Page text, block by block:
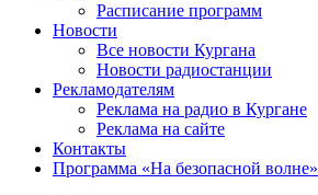
Расписание программ
Новости
Все новости Кургана
Новости радиостанции
Рекламодателям
Реклама на радио в Кургане
Реклама на сайте
Контакты
Программа «На безопасной волне»